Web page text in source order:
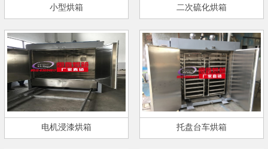
小型烘箱 二次硫化烘箱
电机浸漆烘箱 托盘台车烘箱